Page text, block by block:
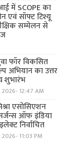
में SCOPE का
एवं सॉफ्ट टिश्यू
सम्मेलन से
फॉर विकसित
अभियान का उत्तर
शुभारंभ
12:47 AM
एसोसिएशन
ऑफ इंडिया
निर्वाचित
11:03 PM